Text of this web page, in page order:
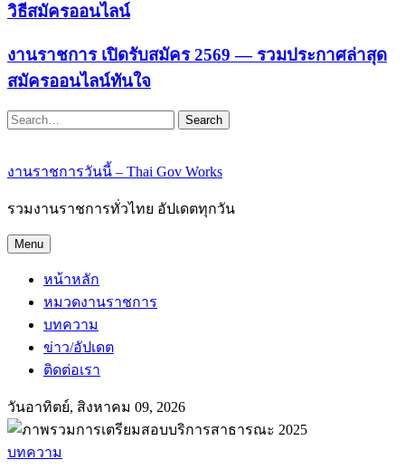
วิธีสมัครออนไลน์
งานราชการ เปิดรับสมัคร 2569 — รวมประกาศล่าสุด
สมัครออนไลน์ทันใจ
Search
งานราชการวันนี้ – Thai Gov Works
รวมงานราชการทั่วไทย อัปเดตทุกวัน
Menu
หน้าหลัก
หมวดงานราชการ
บทความ
ข่าว/อัปเดต
ติดต่อเรา
วันอาทิตย์, สิงหาคม 09, 2026
บทความ